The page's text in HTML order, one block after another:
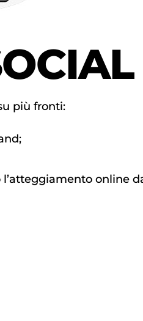
più fronti:
l’atteggiamento online